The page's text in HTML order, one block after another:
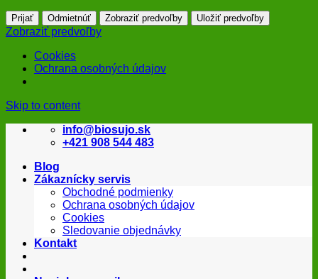
Prijať Odmietnúť Zobraziť predvoľby Uložiť predvoľby
Zobraziť predvoľby
Cookies
Ochrana osobných údajov
Skip to content
info@biosujo.sk
+421 908 544 483
Blog
Zákaznícky servis
Obchodné podmienky
Ochrana osobných údajov
Cookies
Sledovanie objednávky
Kontakt